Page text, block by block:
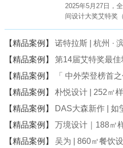
2025年5月27日，
间设计大奖艾特奖
【精品案例】
诺特拉斯 | 杭州 ·
【精品案例】
第14届艾特奖最
【精品案例】
「 中外荣登榜首
【精品案例】
朴悦设计 | 252㎡
【精品案例】
DAS大森新作 | 如
【精品案例】
万境设计｜188㎡
【精品案例】
吴为 | 860㎡餐饮